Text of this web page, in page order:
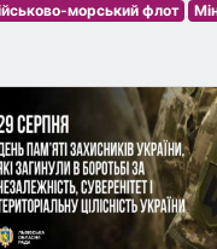
морський флот